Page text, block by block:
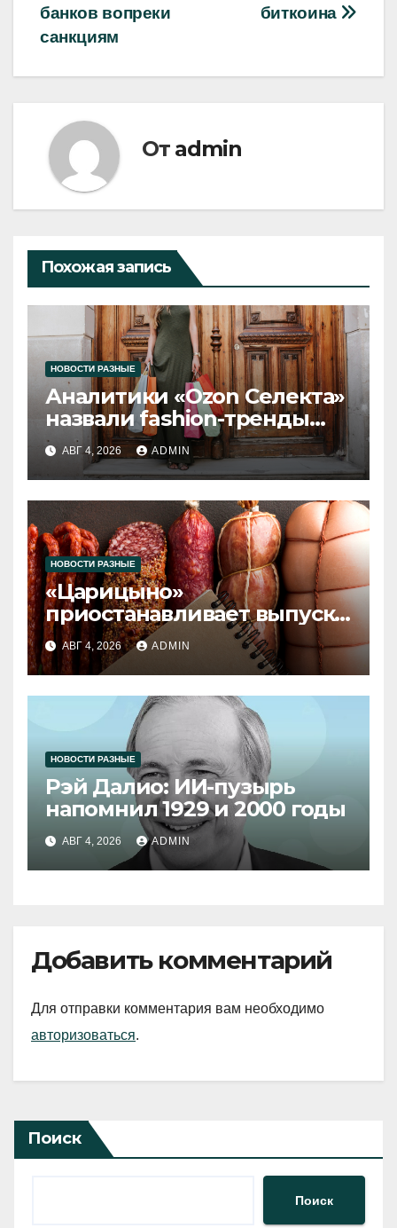
записям
биткоина
банков вопреки
санкциям
От admin
Похожая запись
НОВОСТИ РАЗНЫЕ
Аналитики «Ozon Селекта»
назвали fashion-тренды
2026 года
АВГ 4, 2026 ADMIN
НОВОСТИ РАЗНЫЕ
«Царицыно»
приостанавливает выпуск
продукции
АВГ 4, 2026 ADMIN
НОВОСТИ РАЗНЫЕ
Рэй Далио: ИИ-пузырь
напомнил 1929 и 2000 годы
АВГ 4, 2026 ADMIN
Добавить комментарий
Для отправки комментария вам необходимо
авторизоваться.
Поиск
Поиск